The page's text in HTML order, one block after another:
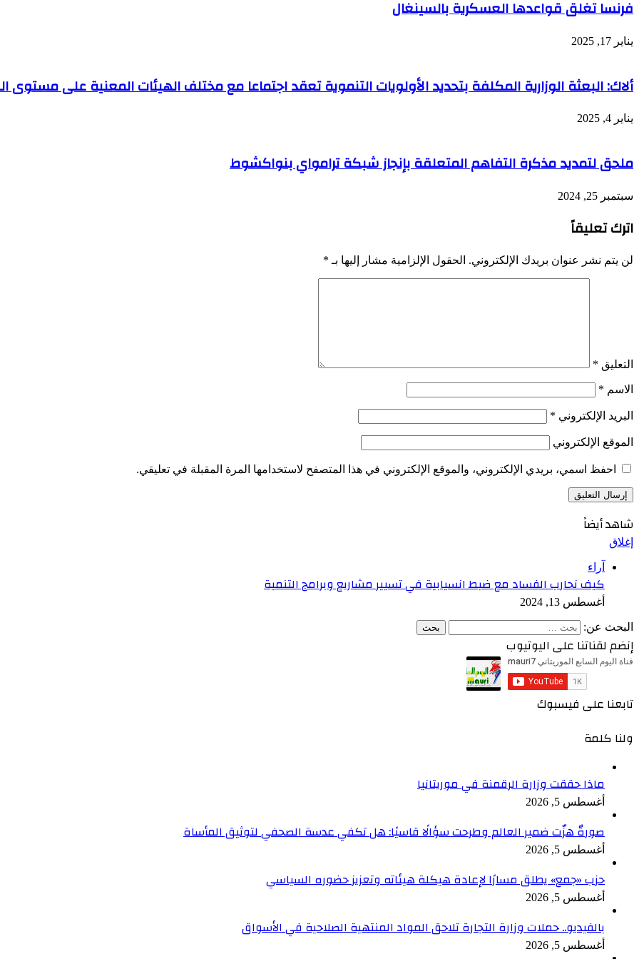
فرنسا تغلق قواعدها العسكرية بالسينغال
يناير 17, 2025
ألاك: البعثة الوزارية المكلفة بتحديد الأولويات التنموية تعقد اجتماعا مع مختلف الهيئات المعنية على مستوى
يناير 4, 2025
ملحق لتمديد مذكرة التفاهم المتعلقة بإنجاز شبكة ترامواي بنواكشوط
سبتمبر 25, 2024
اترك تعليقاً
لن يتم نشر عنوان بريدك الإلكتروني. الحقول الإلزامية مشار إليها بـ *
التعليق *
الاسم *
البريد الإلكتروني *
الموقع الإلكتروني
احفظ اسمي، بريدي الإلكتروني، والموقع الإلكتروني في هذا المتصفح لاستخدامها المرة المقبلة في تعليقي.
شاهد أيضاً
إغلاق
آراء
كيف نحارب الفساد مع ضبط انسيابية في تسيير مشاريع وبرامج التنمية
أغسطس 13, 2024
البحث عن:
إنضم لقناتنا على اليوتيوب
تابعنا على فيسبوك
ولنا كلمة
ماذا حققت وزارة الرقمنة في موريتانيا
أغسطس 5, 2026
صورةٌ هزّت ضمير العالم وطرحت سؤالًا قاسيًا: هل تكفي عدسة الصحفي لتوثيق المأساة
أغسطس 5, 2026
حزب «جمع» يطلق مسارًا لإعادة هيكلة هيئاته وتعزيز حضوره السياسي
أغسطس 5, 2026
بالفيديو.. حملات وزارة التجارة تلاحق المواد المنتهية الصلاحية في الأسواق
أغسطس 5, 2026